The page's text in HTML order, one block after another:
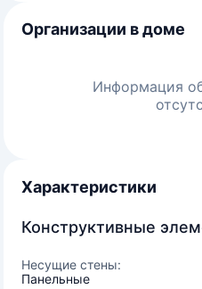
Организации в доме
Информация
Характеристики
Конструктивные
Несущие стены:
Панельные